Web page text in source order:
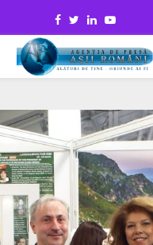
Facebook
TwitterLinkedinYoutube